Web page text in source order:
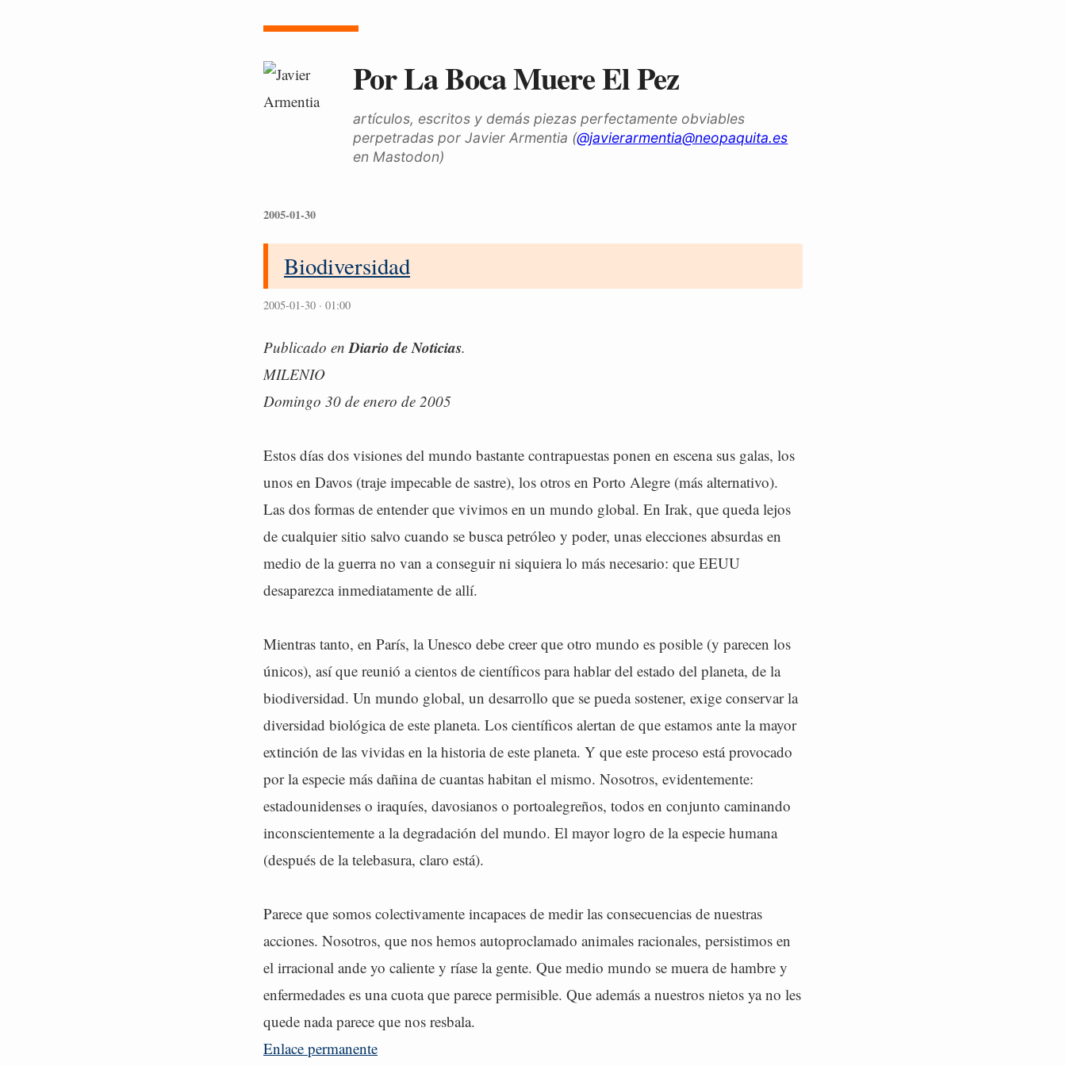
Por La Boca Muere El Pez
artículos, escritos y demás piezas perfectamente obviables
perpetradas por Javier Armentia (@javierarmentia@neopaquita.es
en Mastodon)
2005-01-30
Biodiversidad
2005-01-30 · 01:00
Publicado enDiario de Noticias.
MILENIO
Domingo 30 de enero de 2005
Estos días dos visiones del mundo bastante contrapuestas ponen en escena sus galas, los
unos en Davos (traje impecable de sastre), los otros en Porto Alegre (más alternativo).
Las dos formas de entender que vivimos en un mundo global. En Irak, que queda lejos
de cualquier sitio salvo cuando se busca petróleo y poder, unas elecciones absurdas en
medio de la guerra no van a conseguir ni siquiera lo más necesario: que EEUU
desaparezca inmediatamente de allí.
Mientras tanto, en París, la Unesco debe creer que otro mundo es posible (y parecen los
únicos), así que reunió a cientos de científicos para hablar del estado del planeta, de la
biodiversidad. Un mundo global, un desarrollo que se pueda sostener, exige conservar la
diversidad biológica de este planeta. Los científicos alertan de que estamos ante la mayor
extinción de las vividas en la historia de este planeta. Y que este proceso está provocado
por la especie más dañina de cuantas habitan el mismo. Nosotros, evidentemente:
estadounidenses o iraquíes, davosianos o portoalegreños, todos en conjunto caminando
inconscientemente a la degradación del mundo. El mayor logro de la especie humana
(después de la telebasura, claro está).
Parece que somos colectivamente incapaces de medir las consecuencias de nuestras
acciones. Nosotros, que nos hemos autoproclamado animales racionales, persistimos en
el irracional ande yo caliente y ríase la gente. Que medio mundo se muera de hambre y
enfermedades es una cuota que parece permisible. Que además a nuestros nietos ya no les
quede nada parece que nos resbala.
Enlace permanente